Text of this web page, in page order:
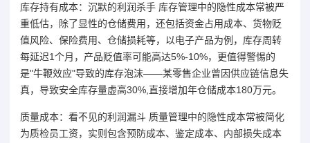
库存持有成本：沉默的利润杀手 库存管理中的隐性成本常被严
重低估，除了显性的仓储费用，还包括资金占用成本、货物贬
值风险、保险费用、仓储损耗等，以电子产品为例，库存周转
每延迟1个月，产品贬值率可能高达5%-10%，更值得警惕的
是"牛鞭效应"导致的库存泡沫——某零售企业曾因供应链信息失
真，导致安全库存量虚高30%,直接增加年仓储成本180万元。
质量成本：看不见的利润漏斗 质量管理中的隐性成本常被简化
为质检员工资，实则包含预防成本、鉴定成本、内部损失成本